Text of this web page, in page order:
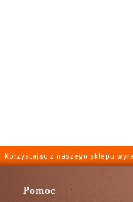
Korzystając z naszego sklepu
Pomoc